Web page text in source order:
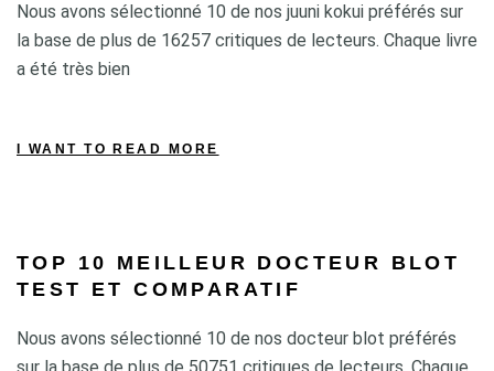
Nous avons sélectionné 10 de nos juuni kokui préférés sur
la base de plus de 16257 critiques de lecteurs. Chaque livre
a été très bien
I WANT TO READ MORE
TOP 10 MEILLEUR DOCTEUR BLOT
TEST ET COMPARATIF
Nous avons sélectionné 10 de nos docteur blot préférés